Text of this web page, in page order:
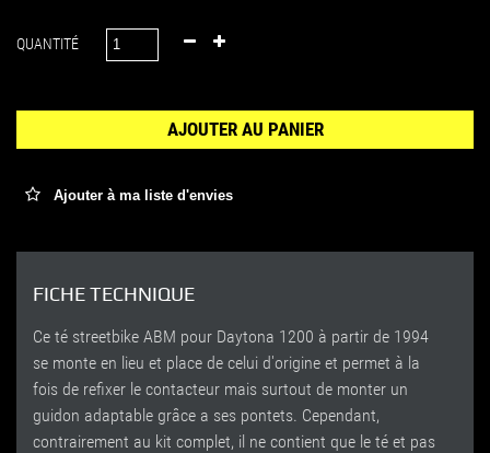
QUANTITÉ
AJOUTER AU PANIER
Ajouter à ma liste d'envies
FICHE TECHNIQUE
Ce té streetbike ABM pour Daytona 1200 à partir de 1994
se monte en lieu et place de celui d'origine et permet à la
fois de refixer le contacteur mais surtout de monter un
guidon adaptable grâce a ses pontets. Cependant,
contrairement au kit complet, il ne contient que le té et pas